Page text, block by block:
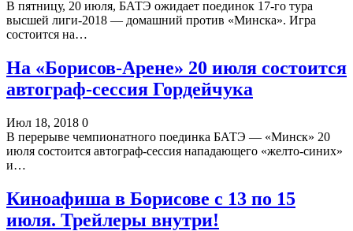
В пятницу, 20 июля, БАТЭ ожидает поединок 17-го тура
высшей лиги-2018 — домашний против «Минска». Игра
состоится на…
На «Борисов-Арене» 20 июля состоится
автограф-сессия Гордейчука
Июл 18, 2018 0
В перерыве чемпионатного поединка БАТЭ — «Минск» 20
июля состоится автограф-сессия нападающего «желто-синих»
и…
Киноафиша в Борисове с 13 по 15
июля. Трейлеры внутри!